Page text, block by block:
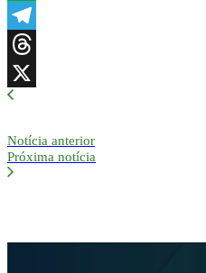
WhatsApp
Telegram
Threads
X
Notícia anterior
Próxima notícia